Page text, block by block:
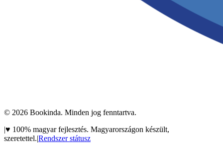
© 2026 Bookinda. Minden jog fenntartva.
|♥ 100% magyar fejlesztés. Magyarországon készült,
szeretettel.|Rendszer státusz